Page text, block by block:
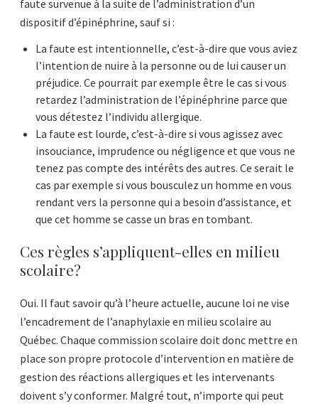
faute survenue à la suite de l’administration d’un
dispositif d’épinéphrine, sauf si :
La faute est intentionnelle, c’est-à-dire que vous aviez
l’intention de nuire à la personne ou de lui causer un
préjudice. Ce pourrait par exemple être le cas si vous
retardez l’administration de l’épinéphrine parce que
vous détestez l’individu allergique.
La faute est lourde, c’est-à-dire si vous agissez avec
insouciance, imprudence ou négligence et que vous ne
tenez pas compte des intérêts des autres. Ce serait le
cas par exemple si vous bousculez un homme en vous
rendant vers la personne qui a besoin d’assistance, et
que cet homme se casse un bras en tombant.
Ces règles s’appliquent-elles en milieu
scolaire?
Oui. Il faut savoir qu’à l’heure actuelle, aucune loi ne vise
l’encadrement de l’anaphylaxie en milieu scolaire au
Québec. Chaque commission scolaire doit donc mettre en
place son propre protocole d’intervention en matière de
gestion des réactions allergiques et les intervenants
doivent s’y conformer. Malgré tout, n’importe qui peut